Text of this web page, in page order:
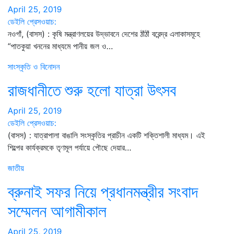
April 25, 2019
ডেইলি প্রেসওয়াচ:
নওগাঁ, (বাসস) : কৃষি মন্ত্রাণলয়ের উদ্ভাবনে দেশের ঠাঁঠাঁ বরেন্দ্র এলাকাসমূহে
“পাতকুয়া খননের মাধ্যমে পানীয় জল ও…
সাংস্কৃতি ও বিনোদন
রাজধানীতে শুরু হলো যাত্রা উৎসব
April 25, 2019
ডেইলি প্রেসওয়াচ:
(বাসস) : যাত্রাপালা বাঙালি সংস্কৃতির প্রাচীন একটি শক্তিশালী মাধ্যম। এই
শিল্পের কার্যক্রমকে তৃণমূল পর্যায়ে পৌছে দেয়ার…
জাতীয়
ব্রুনাই সফর নিয়ে প্রধানমন্ত্রীর সংবাদ
সম্মেলন আগামীকাল
April 25, 2019